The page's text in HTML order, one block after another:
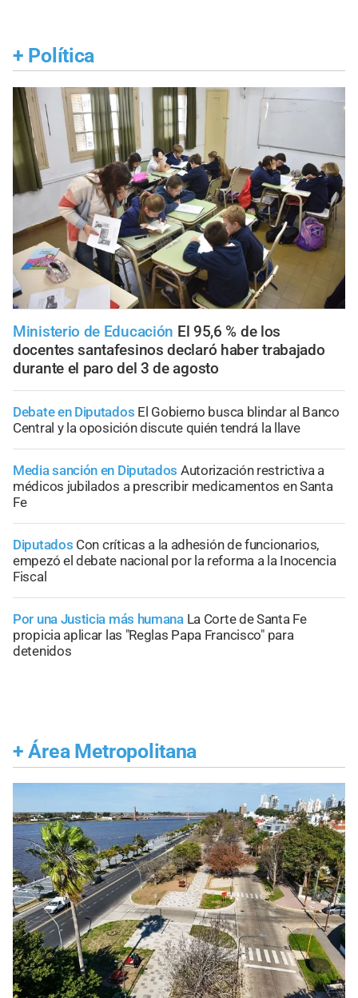
+ Política
Ministerio de Educación El 95,6 % de los
docentes santafesinos declaró haber trabajado
durante el paro del 3 de agosto
Debate en Diputados El Gobierno busca blindar al Banco
Central y la oposición discute quién tendrá la llave
Media sanción en Diputados Autorización restrictiva a
médicos jubilados a prescribir medicamentos en Santa
Fe
Diputados Con críticas a la adhesión de funcionarios,
empezó el debate nacional por la reforma a la Inocencia
Fiscal
Por una Justicia más humana La Corte de Santa Fe
propicia aplicar las "Reglas Papa Francisco" para
detenidos
+ Área Metropolitana